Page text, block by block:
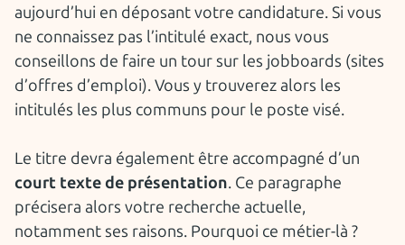
aujourd’hui en déposant votre candidature. Si vous
ne connaissez pas l’intitulé exact, nous vous
conseillons de faire un tour sur les jobboards (sites
d’offres d’emploi). Vous y trouverez alors les
intitulés les plus communs pour le poste visé.
Le titre devra également être accompagné d’un
court texte de présentation. Ce paragraphe
précisera alors votre recherche actuelle,
notamment ses raisons. Pourquoi ce métier-là ?